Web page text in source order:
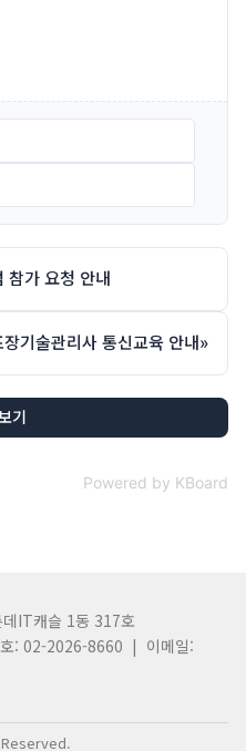
참가 요청 안내
기술관리사 통신교육 안내»
기
Powered by KBoard
IT캐슬 1동 317호
: 02-2026-8660 | 이메일: